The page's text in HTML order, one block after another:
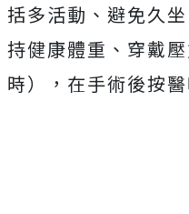
括多活動、避免久
持健康體重、穿戴
時），在手術後按